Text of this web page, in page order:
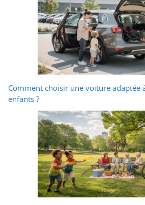
Comment choisir une voiture adaptée
enfants ?